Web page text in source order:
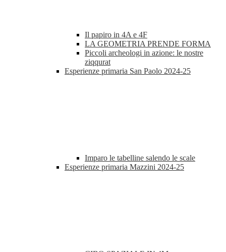
Il papiro in 4A e 4F
LA GEOMETRIA PRENDE FORMA
Piccoli archeologi in azione: le nostre
ziqqurat
Esperienze primaria San Paolo 2024-25
Imparo le tabelline salendo le scale
Esperienze primaria Mazzini 2024-25